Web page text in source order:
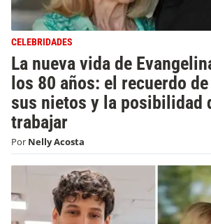
CELEBRIDADES
La nueva vida de
los 80 años: el recuerdo
sus nietos y la posibilidad
trabajar
Por Nelly Acosta